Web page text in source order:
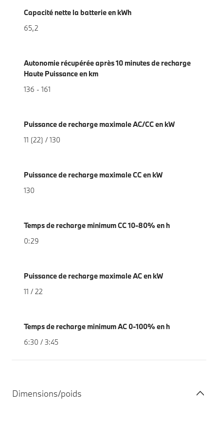
Capacité nette la batterie en kWh
65,2
Autonomie récupérée après 10 minutes de recharge
Haute Puissance en km
136 - 161
Puissance de recharge maximale AC/CC en kW
11 (22) / 130
Puissance de recharge maximale CC en kW
130
Temps de recharge minimum CC 10-80% en h
0:29
Puissance de recharge maximale AC en kW
11 / 22
Temps de recharge minimum AC 0-100% en h
6:30 / 3:45
Dimensions/poids